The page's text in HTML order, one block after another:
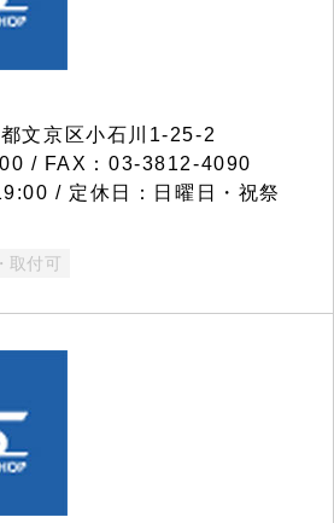
文京区小石川1-25-2
/ FAX：03-3812-4090
/ 定休日：日曜日・祝祭
取付可